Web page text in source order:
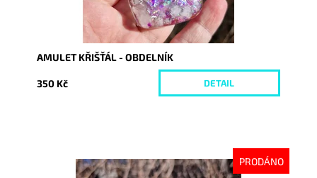
AMULET KŘIŠŤÁL - OBDELNÍK
350 Kč DETAIL
PRODÁNO